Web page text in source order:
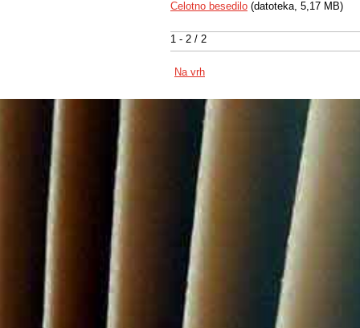
1 - 2 / 2
Celotno besedilo (datoteka, 5,17 MB)
Na vrh